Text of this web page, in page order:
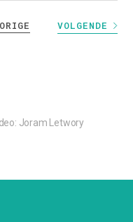
VOLGENDE
Joram Letwory